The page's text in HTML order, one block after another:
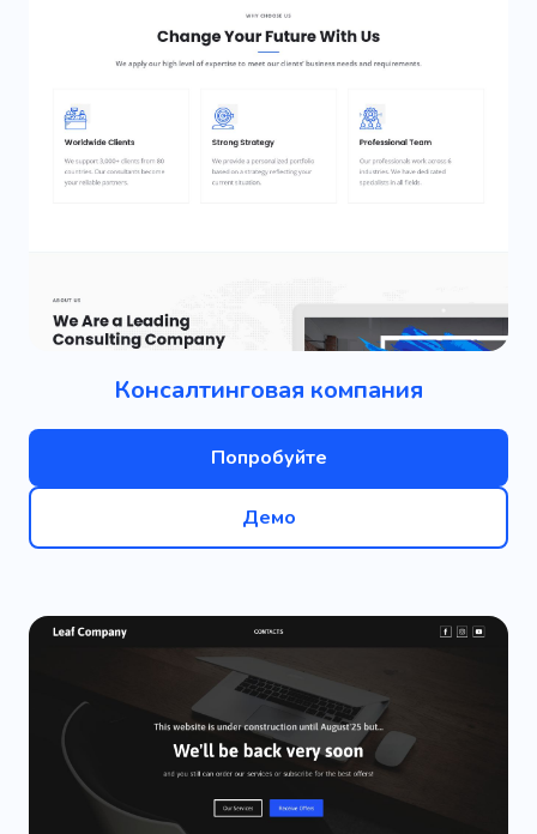
Консалтинговая компания
Попробуйте
Демо